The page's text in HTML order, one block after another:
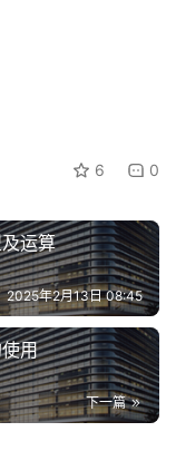
6 0
运算
2025年2月13日 08:45
用
下一篇